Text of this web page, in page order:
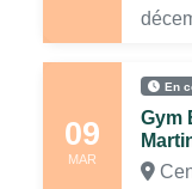
09
MAR
En
Gym